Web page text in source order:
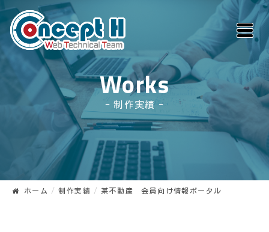
Works
制作実績
ホーム 制作実績 某不動産 会員向け情報ポータル